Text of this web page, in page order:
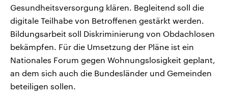
Gesundheitsversorgung klären. Begleitend soll die
digitale Teilhabe von Betroffenen gestärkt werden.
Bildungsarbeit soll Diskriminierung von Obdachlosen
bekämpfen. Für die Umsetzung der Pläne ist ein
Nationales Forum gegen Wohnungslosigkeit geplant,
an dem sich auch die Bundesländer und Gemeinden
beteiligen sollen.